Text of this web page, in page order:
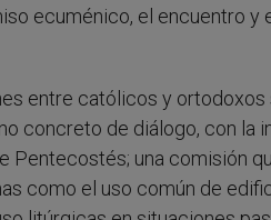
ecuménico, el encuentro y
entre católicos y
concreto de diálogo, con la
Pentecostés; una comisión
como el uso común de